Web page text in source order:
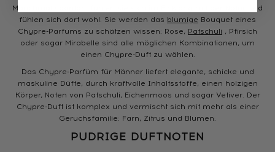
Manchmal spontan, fühlen sie sich im Einklang mit der Natur und
fühlen sich dort wohl. Sie werden das blumige Bouquet eines
Chypre-Parfums zu schätzen wissen: Rose, Patschuli , Pfirsich
oder sogar Mirabelle sind alle möglichen Kombinationen, um
einen Chypre-Duft zu wählen.
Das Chypre-Parfüm für Männer liefert elegante, schicke und
maskuline Düfte, durch kraftvolle Inhaltsstoffe, einen holzigen
Körper, Noten von Patschuli, Eichenmoos und sogar Vetiver. Der
Chypre-Duft ist komplex und vermischt sich mit mehr als einer
Geruchsfamilie: Farn, Zitrus und Blumen.
PUDRIGE DUFTNOTEN